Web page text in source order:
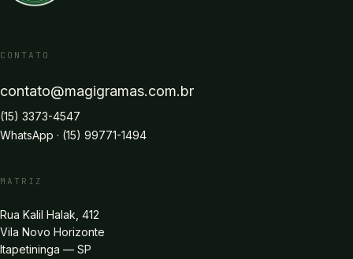
CONTATO
contato@magigramas.com.br
(15) 3373-4547
WhatsApp · (15) 99771-1494
MATRIZ
Rua Kalil Halak, 412
Vila Novo Horizonte
Itapetininga — SP